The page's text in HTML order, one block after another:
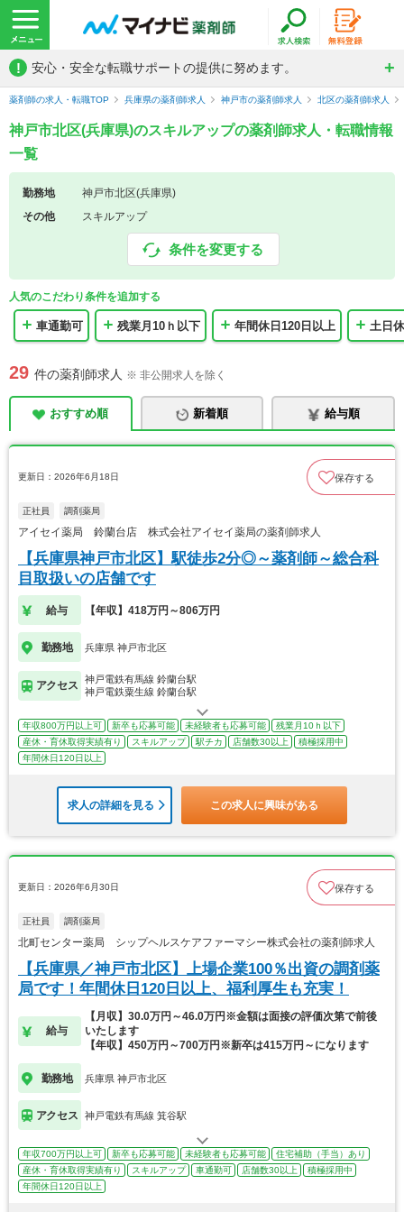
! 安心・安全な転職サポートの提供に努めます。
薬剤師の求人・転職TOP 兵庫県の薬剤師求人 神戸市の薬剤師求人 北区の薬剤師求人
神戸市北区(兵庫県)のスキルアップの薬剤師求人・転職情報
一覧
勤務地
神戸市北区(兵庫県)
その他
スキルアップ
条件を変更する
人気のこだわり条件を追加する
車通勤可 残業月10ｈ以下 年間休日120日以上 土日
29 件の薬剤師求人 ※ 非公開求人を除く
おすすめ順 新着順 給与順
更新日：2026年6月18日 保存する
正社員 調剤薬局
アイセイ薬局 鈴蘭台店 株式会社アイセイ薬局の薬剤師求人
【兵庫県神戸市北区】駅徒歩2分◎～薬剤師～総合科
目取扱いの店舗です
給与 【年収】418万円～806万円
勤務地 兵庫県 神戸市北区
アクセス
神戸電鉄有馬線 鈴蘭台駅
神戸電鉄粟生線 鈴蘭台駅
年収800万円以上可 新卒も応募可能 未経験者も応募可能
残業月10ｈ以下
産休・育休取得実績有り
スキルアップ 駅チカ 店舗数30以上
積極採用中
年間休日120日以上
求人の詳細を見る この求人に興味がある
更新日：2026年6月30日 保存する
正社員 調剤薬局
北町センター薬局 シップヘルスケアファーマシー株式会社の薬剤師求人
【兵庫県／神戸市北区】上場企業100％出資の調剤薬
局です！年間休日120日以上、福利厚生も充実！
給与
【月収】30.0万円～46.0万円※金額は面接の評価次第で前後
いたします
【年収】450万円～700万円※新卒は415万円～になります
勤務地 兵庫県 神戸市北区
アクセス 神戸電鉄有馬線 箕谷駅
年収700万円以上可 新卒も応募可能 未経験者も応募可能
住宅補助（手当）あり
産休・育休取得実績有り
スキルアップ 車通勤可 店舗数30以上
積極採用中
年間休日120日以上